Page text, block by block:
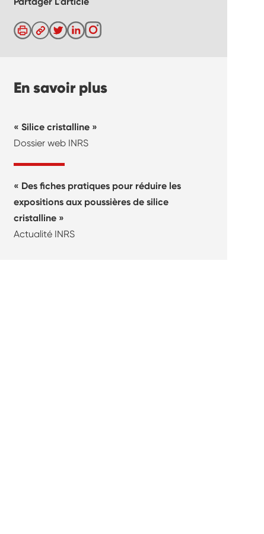
En savoir plus
Silice cristalline
Dossier web INRS
Des fiches pratiques pour réduire les
expositions aux poussières de silice
cristalline
Actualité INRS